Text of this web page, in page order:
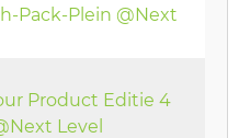
Pack-Plein @Next
Product Editie 4
Level